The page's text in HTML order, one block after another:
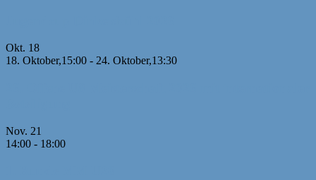
Okt. 18
18. Oktober,15:00 - 24. Oktober,13:30
Nov. 21
14:00 - 18:00